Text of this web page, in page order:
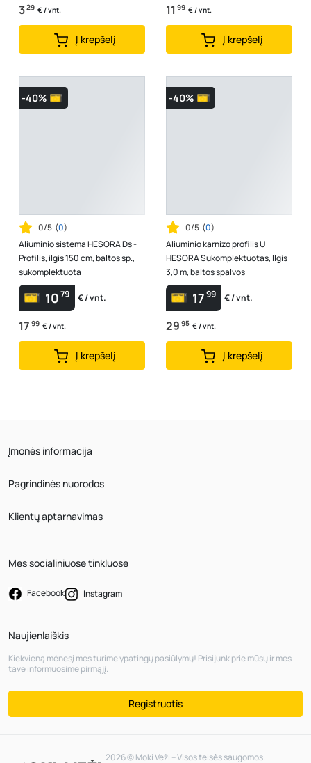
329 € / vnt.
Į krepšelį
11 99 € / vnt.
Į krepšelį
-40%
0/5 (0)
Aliuminio sistema HESORA Ds -
Profilis, ilgis 150 cm, baltos sp.,
sukomplektuota
1079 € / vnt.
17 99 € / vnt.
Į krepšelį
-40%
0/5 (0)
Aliuminio karnizo profilis U
HESORA Sukomplektuotas, Ilgis
3,0 m, baltos spalvos
1799 € / vnt.
29 95 € / vnt.
Į krepšelį
Įmonės informacija
Pagrindinės nuorodos
Klientų aptarnavimas
Mes socialiniuose tinkluose
Facebook Instagram
Naujienlaiškis
Kiekvieną mėnesį mes turime ypatingų pasiūlymų! Prisijunk prie mūsų ir mes
tave informuosime pirmąjį.
Registruotis
2026 © Moki Veži – Visos teisės saugomos.